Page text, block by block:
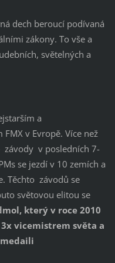
dech beroucí podívaná
zákony. To vše a
světelných a
a
v Evropě. Více než
v posledních 7-
se jezdí v 10 zemích a
Těchto závodů se
světovou elitou se
který v roce 2010
vicemistrem světa a